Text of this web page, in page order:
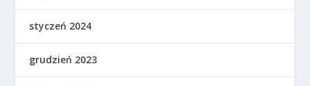
styczeń 2024
grudzień 2023